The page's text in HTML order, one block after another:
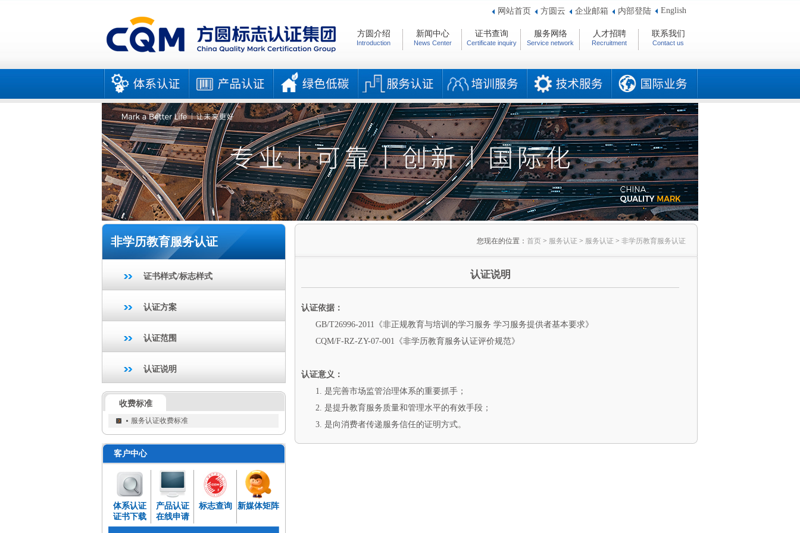
网站首页 方圆云 企业邮箱 内部登陆 English
方圆介绍
Introduction
新闻中心
News Center
证书查询
Certificate inquiry
服务网络
Service network
人才招聘
Recruitment
联系我们
Contact us
非学历教育服务认证
证书样式/标志样式
认证方案
认证范围
认证说明
收费标准
服务认证收费标准
客户中心
体系认证
证书下载
产品认证
在线申请
标志查询 新媒体矩阵
您现在的位置： 首页 > 服务认证 > 服务认证 > 非学历教育服务认证
认证说明
认证依据：
GB/T26996-2011《非正规教育与培训的学习服务 学习服务提供者基本要求》
CQM/F-RZ-ZY-07-001《非学历教育服务认证评价规范》
认证意义：
1. 是完善市场监管治理体系的重要抓手；
2. 是提升教育服务质量和管理水平的有效手段；
3. 是向消费者传递服务信任的证明方式。